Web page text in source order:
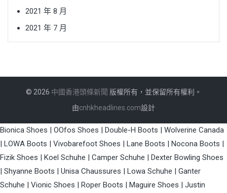
2021 年 8 月
2021 年 7 月
© 2026 中國香港頭條新聞 版權所有，並保留所有權利。
由cnhkheadlines.com設計
Bionica Shoes | OOfos Shoes | Double-H Boots | Wolverine Canada
| LOWA Boots | Vivobarefoot Shoes | Lane Boots | Nocona Boots |
Fizik Shoes | Koel Schuhe | Camper Schuhe | Dexter Bowling Shoes
| Shyanne Boots | Unisa Chaussures | Lowa Schuhe | Ganter
Schuhe | Vionic Shoes | Roper Boots | Maguire Shoes | Justin